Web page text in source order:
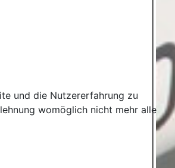
und die Nutzererfahrung zu
womöglich nicht mehr alle